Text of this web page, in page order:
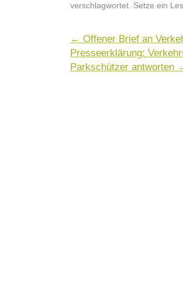
verschlagwortet. Setze ein
← Offener Brief an
Presseerklärung:
Parkschützer antworten